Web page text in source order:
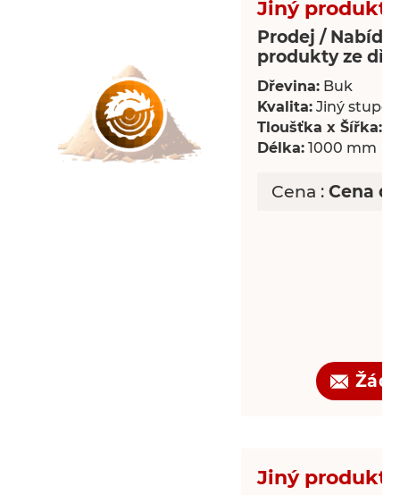
Jiný produkt
Prodej /
produkty ze
Dřevina: Buk
Kvalita: Jiný
Tloušťka x Šířka:
Délka: 1000 mm
Cena : Cena
Jiný produkt